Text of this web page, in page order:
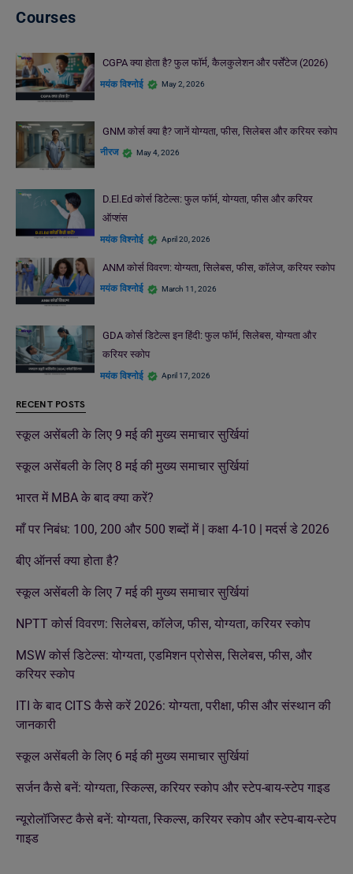
Courses
CGPA क्या होता है? फुल फॉर्म, कैलकुलेशन और पर्सेंटेज (2026)
मयंक विश्नोई May 2, 2026
GNM कोर्स क्या है? जानें योग्यता, फीस, सिलेबस और करियर स्कोप
नीरज May 4, 2026
D.El.Ed कोर्स डिटेल्स: फुल फॉर्म, योग्यता, फीस और करियर
ऑप्शंस
मयंक विश्नोई April 20, 2026
ANM कोर्स विवरण: योग्यता, सिलेबस, फीस, कॉलेज, करियर स्कोप
मयंक विश्नोई March 11, 2026
GDA कोर्स डिटेल्स इन हिंदी: फुल फॉर्म, सिलेबस, योग्यता और
करियर स्कोप
मयंक विश्नोई April 17, 2026
RECENT POSTS
स्कूल असेंबली के लिए 9 मई की मुख्य समाचार सुर्खियां
स्कूल असेंबली के लिए 8 मई की मुख्य समाचार सुर्खियां
भारत में MBA के बाद क्या करें?
माँ पर निबंध: 100, 200 और 500 शब्दों में | कक्षा 4-10 | मदर्स डे 2026
बीए ऑनर्स क्या होता है?
स्कूल असेंबली के लिए 7 मई की मुख्य समाचार सुर्खियां
NPTT कोर्स विवरण: सिलेबस, कॉलेज, फीस, योग्यता, करियर स्कोप
MSW कोर्स डिटेल्स: योग्यता, एडमिशन प्रोसेस, सिलेबस, फीस, और
करियर स्कोप
ITI के बाद CITS कैसे करें 2026: योग्यता, परीक्षा, फीस और संस्थान की
जानकारी
स्कूल असेंबली के लिए 6 मई की मुख्य समाचार सुर्खियां
सर्जन कैसे बनें: योग्यता, स्किल्स, करियर स्कोप और स्टेप-बाय-स्टेप गाइड
न्यूरोलॉजिस्ट कैसे बनें: योग्यता, स्किल्स, करियर स्कोप और स्टेप-बाय-स्टेप
गाइड